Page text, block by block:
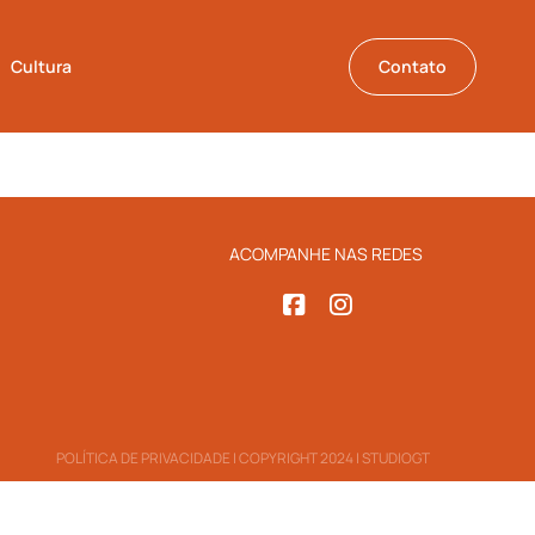
Cultura Contato
ACOMPANHE NAS REDES
POLÍTICA DE PRIVACIDADE | COPYRIGHT 2024 |STUDIOGT